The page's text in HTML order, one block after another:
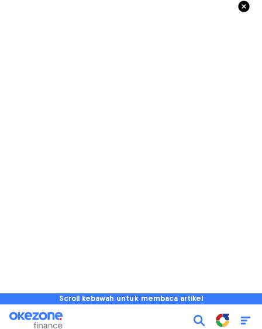
Scroll kebawah untuk membaca artikel